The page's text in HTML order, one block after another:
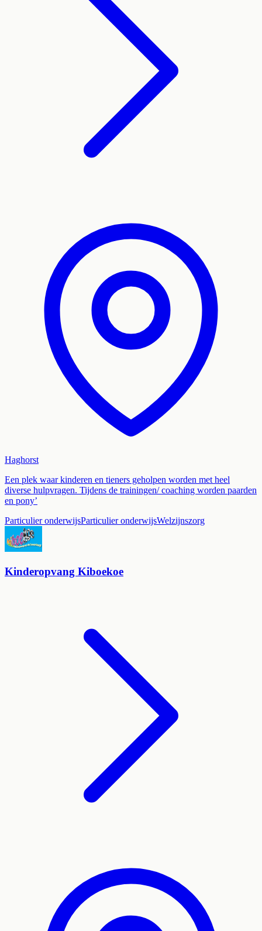
Haghorst
Een plek waar kinderen en tieners geholpen worden met heel
diverse hulpvragen. Tijdens de trainingen/ coaching worden paarden
en pony’
Particulier onderwijsParticulier onderwijsWelzijnszorg
Kinderopvang Kiboekoe